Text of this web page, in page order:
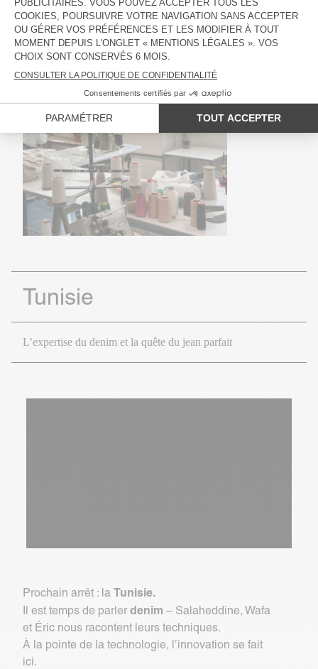
Grégoire, Co-fondateur & Directeur d'usine
Tunisie
L’expertise du denim et la quête du jean parfait
Prochain arrêt : la Tunisie.
Il est temps de parlerdenim – Salaheddine, Wafa
et Éric nous racontent leurs techniques.
À la pointe de la technologie, l’innovation se fait
ici.